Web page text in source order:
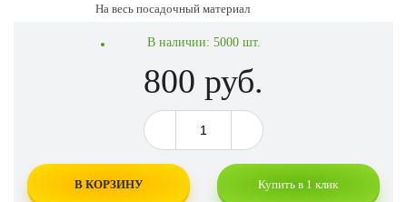
На весь посадочный материал
В наличии: 5000 шт.
800 руб.
В КОРЗИНУ Купить в 1 клик